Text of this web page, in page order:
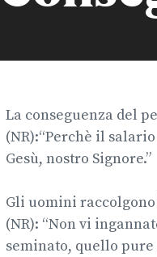
La conseguenza del
(NR):“Perchè il
Gesù, nostro Signore.”
Gli uomini
(NR): “Non vi
seminato, quello